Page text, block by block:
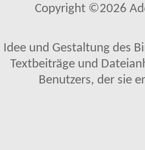
Copyright ©2026
Idee und Gestaltung des
Textbeiträge und
Benutzers, der sie